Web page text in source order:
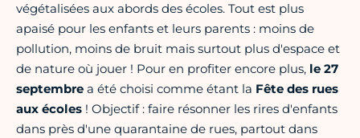
végétalisées aux abords des écoles. Tout est plus
apaisé pour les enfants et leurs parents : moins de
pollution, moins de bruit mais surtout plus d'espace et
de nature où jouer ! Pour en profiter encore plus, le 27
septembre a été choisi comme étant la Fête des rues
aux écoles ! Objectif : faire résonner les rires d'enfants
dans près d'une quarantaine de rues, partout dans